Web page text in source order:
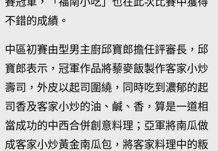
不錯的成績。
中區初賽由型男主廚邱寶郎擔任評審長，邱
寶郎表示，冠軍作品將藜麥飯製作客家小炒
壽司，外皮以起司圍繞，同時吃到濃郁的起
司香及客家小炒的油、鹹、香，算是一道相
當成功的中西合併創意料理；亞軍將南瓜做
成客家小炒黃金南瓜包，將客家料理中的粄